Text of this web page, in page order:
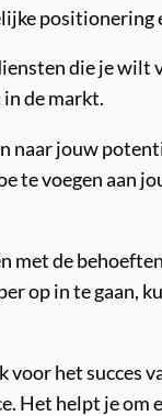
die je wilt
de markt.
naar jouw
te voegen aan
met de
op in te gaan,
het succes
Het helpt je om